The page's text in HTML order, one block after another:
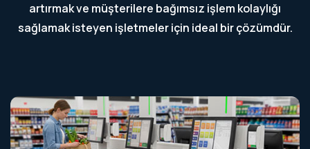
artırmak ve müşterilere bağımsız işlem kolaylığı
sağlamak isteyen işletmeler için ideal bir çözümdür.